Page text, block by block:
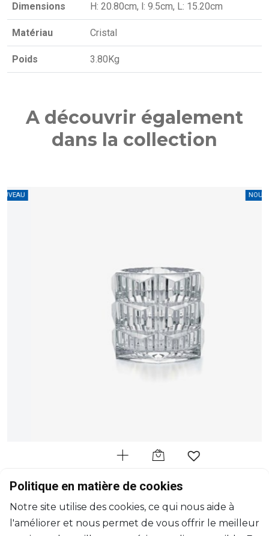
Dimensions H: 20.80cm, l: 9.5cm, L: 15.20cm
Matériau Cristal
Poids 3.80Kg
A découvrir également
dans la collection
NOUVEAU
BACCARAT
Photophore
H: 10.5cm, D: 11.40cm
Politique en matière de cookies
Notre site utilise des cookies, ce qui nous aide à
l'améliorer et nous permet de vous offrir le meilleur